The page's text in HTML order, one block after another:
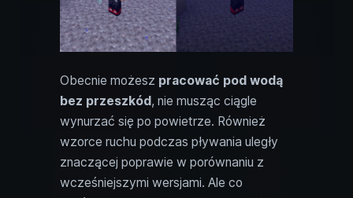
Obecnie możesz pracować pod wodą
bez przeszkód, nie musząc ciągle
wynurzać się po powietrze. Również
wzorce ruchu podczas pływania uległy
znaczącej poprawie w porównaniu z
wcześniejszymi wersjami. Ale co